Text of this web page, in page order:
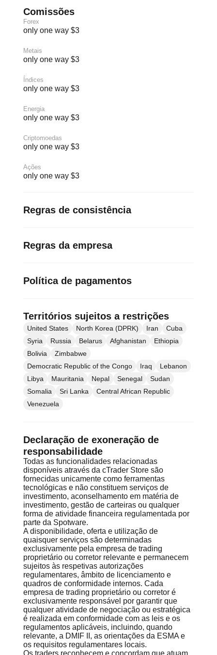
Comissões
Forex
only one way $3
Metais
only one way $3
Índices
only one way $3
Energia
only one way $3
Criptomoedas
only one way $3
Ações
only one way $3
Regras de consistência
Regras da empresa
Política de pagamentos
Territórios sujeitos a restrições
United States North Korea (DPRK) Iran
Cuba
Syria
Russia Belarus Afghanistan
Ethiopia
Bolivia
Zimbabwe
Democratic Republic of the Congo
Iraq
Lebanon
Libya
Mauritania Nepal Senegal
Sudan
Somalia
Sri Lanka
Central African Republic
Venezuela
Declaração de exoneração de
responsabilidade
Todas as funcionalidades relacionadas
disponíveis através da cTrader Store são
fornecidas unicamente como ferramentas
tecnológicas e não constituem serviços de
investimento, aconselhamento em matéria de
investimento, gestão de carteiras ou qualquer
forma de atividade financeira regulamentada por
parte da Spotware.
A disponibilidade, oferta e utilização de
quaisquer serviços são determinadas
exclusivamente pela empresa de trading
proprietário ou corretor relevante e permanecem
sujeitos às respetivas autorizações
regulamentares, âmbito de licenciamento e
quadros de conformidade internos. Cada
empresa de trading proprietário ou corretor é
exclusivamente responsável por garantir que
qualquer atividade de negociação ou estratégica
é realizada em conformidade com as leis e os
regulamentos aplicáveis, incluindo, quando
relevante, a DMIF II, as orientações da ESMA e
os requisitos regulamentares locais.
Os traders reconhecem e concordam que atuam